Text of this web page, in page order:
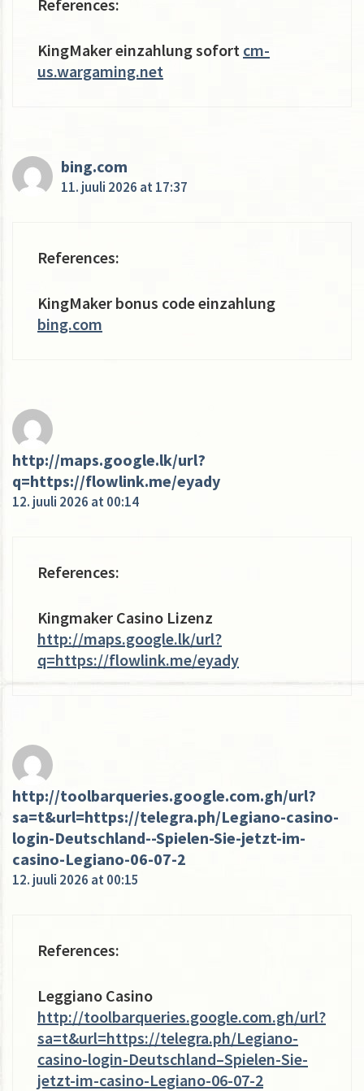
References:
KingMaker einzahlung sofort cm-
us.wargaming.net
bing.com
11. juuli 2026 at 17:37
References:
KingMaker bonus code einzahlung
bing.com
http://maps.google.lk/url?
q=https://flowlink.me/eyady
12. juuli 2026 at 00:14
References:
Kingmaker Casino Lizenz
http://maps.google.lk/url?
q=https://flowlink.me/eyady
http://toolbarqueries.google.com.gh/url?
sa=t&url=https://telegra.ph/Legiano-casino-
login-Deutschland--Spielen-Sie-jetzt-im-
casino-Legiano-06-07-2
12. juuli 2026 at 00:15
References:
Leggiano Casino
http://toolbarqueries.google.com.gh/url?
sa=t&url=https://telegra.ph/Legiano-
casino-login-Deutschland–Spielen-Sie-
jetzt-im-casino-Legiano-06-07-2